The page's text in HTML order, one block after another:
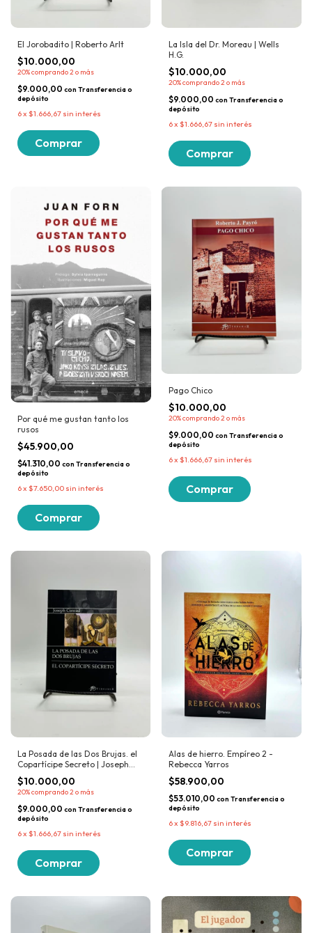
El Jorobadito | Roberto Arlt
$10.000,00
20%comprando 2 o más
$9.000,00 con Transferencia o
depósito
6x $1.666,67 sin interés
La Isla del Dr. Moreau | Wells
H.G.
$10.000,00
20%comprando 2 o más
$9.000,00 con Transferencia o
depósito
6x $1.666,67 sin interés
Por qué me gustan tanto los
rusos
$45.900,00
$41.310,00 con Transferencia o
depósito
6x $7.650,00 sin interés
Pago Chico
$10.000,00
20%comprando 2 o más
$9.000,00 con Transferencia o
depósito
6x $1.666,67 sin interés
La Posada de las Dos Brujas. el
Copartícipe Secreto | Joseph
Conrad
$10.000,00
20%comprando 2 o más
$9.000,00 con Transferencia o
depósito
6x $1.666,67 sin interés
Alas de hierro. Empíreo 2 -
Rebecca Yarros
$58.900,00
$53.010,00 con Transferencia o
depósito
6x $9.816,67 sin interés